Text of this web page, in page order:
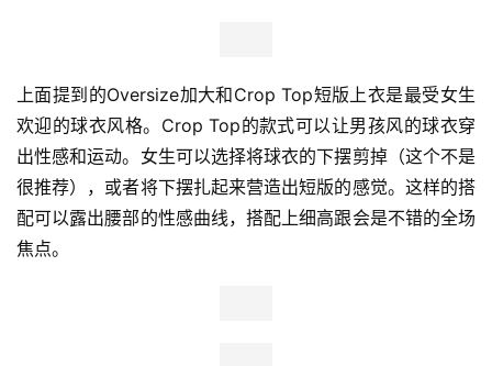
上面提到的Oversize加大和Crop Top短版上衣是最受女生
欢迎的球衣风格。Crop Top的款式可以让男孩风的球衣穿
出性感和运动。女生可以选择将球衣的下摆剪掉（这个不是
很推荐），或者将下摆扎起来营造出短版的感觉。这样的搭
配可以露出腰部的性感曲线，搭配上细高跟会是不错的全场
焦点。